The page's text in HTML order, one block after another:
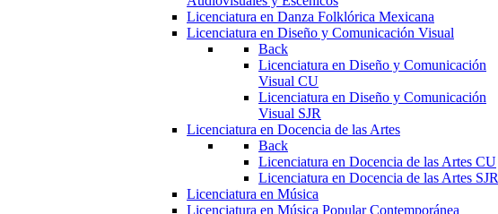
Licenciatura en Danza Folklórica Mexicana
Licenciatura en Diseño y Comunicación Visual
Back
Licenciatura en Diseño y Comunicación
Visual CU
Licenciatura en Diseño y Comunicación
Visual SJR
Licenciatura en Docencia de las Artes
Back
Licenciatura en Docencia de las Artes CU
Licenciatura en Docencia de las Artes SJR
Licenciatura en Música
Licenciatura en Música Popular Contemporánea